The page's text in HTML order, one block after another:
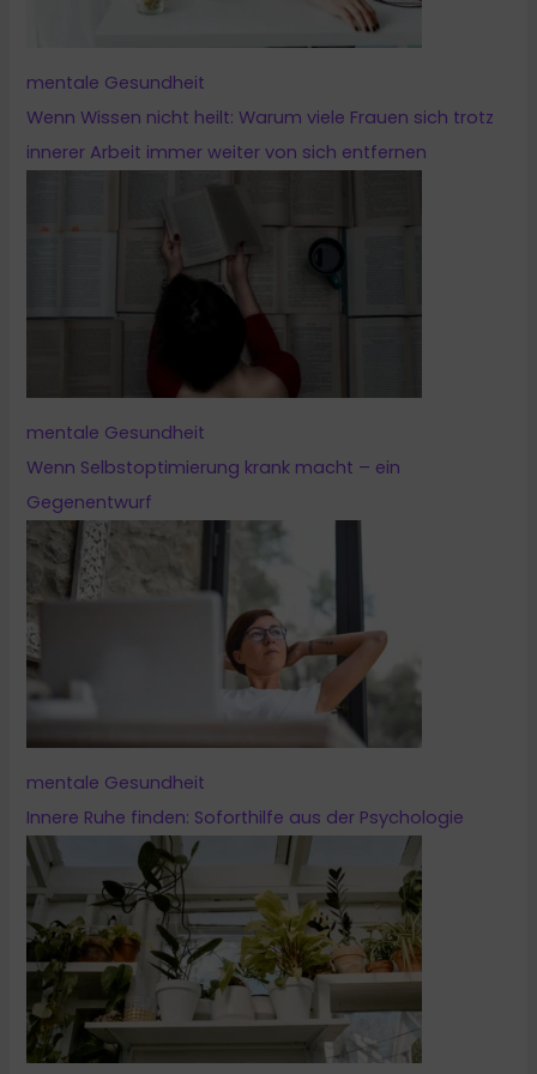
mentale Gesundheit
Wenn Wissen nicht heilt: Warum viele Frauen sich trotz
innerer Arbeit immer weiter von sich entfernen
mentale Gesundheit
Wenn Selbstoptimierung krank macht – ein
Gegenentwurf
mentale Gesundheit
Innere Ruhe finden: Soforthilfe aus der Psychologie